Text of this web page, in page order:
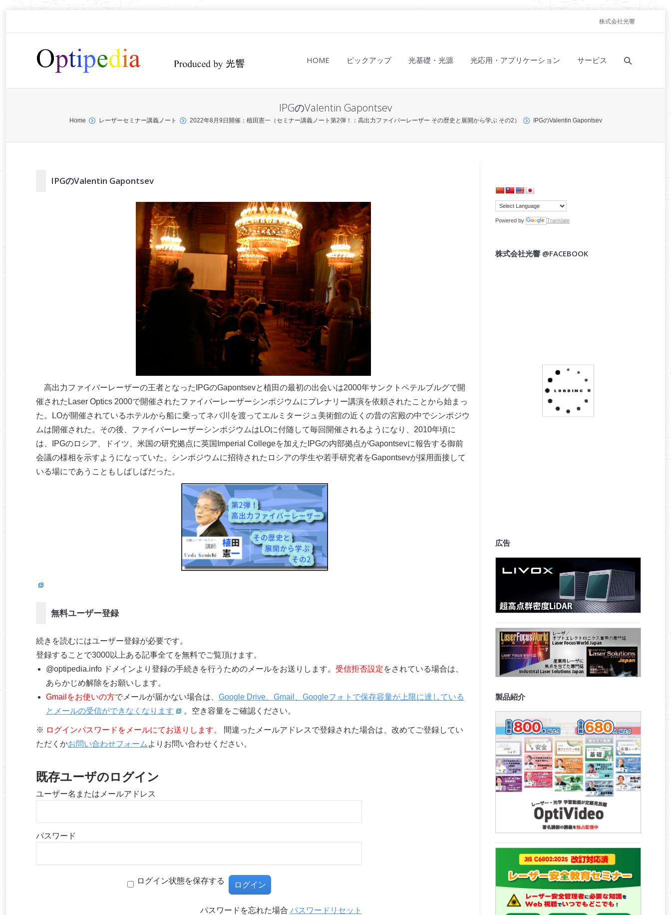
株式会社光響
HOME ピックアップ 光基礎・光源 光応用・アプリケーション サービス
IPGのValentin Gapontsev
You are here:
Home レーザーセミナー講義ノート 2022年8月9日開催：植田憲一（セミナー講義ノート第2弾！：高出力ファイバーレーザー その歴史と展開から学ぶ その2） IPGのValentin Gapontsev
IPGのValentin Gapontsev
高出力ファイバーレーザーの王者となったIPGのGapontsevと植田の最初の出会いは2000年サンクトペテルブルグで開
催されたLaser Optics 2000で開催されたファイバーレーザーシンポジウムにプレナリー講演を依頼されたことから始まっ
た。LOが開催されているホテルから船に乗ってネバ川を渡ってエルミタージュ美術館の近くの昔の宮殿の中でシンポジウ
ムは開催された。その後、ファイバーレーザーシンポジウムはLOに付随して毎回開催されるようになり、2010年頃に
は、IPGのロシア、ドイツ、米国の研究拠点に英国Imperial Collegeを加えたIPGの内部拠点がGapontsevに報告する御前
会議の様相を示すようになっていた。シンポジウムに招待されたロシアの学生や若手研究者をGapontsevが採用面接して
いる場にであうこともしばしばだった。
無料ユーザー登録
続きを読むにはユーザー登録が必要です。
登録することで3000以上ある記事全てを無料でご覧頂けます。
@optipedia.info ドメインより登録の手続きを行うためのメールをお送りします。 受信拒否設定をされている場合は、
あらかじめ解除をお願いします。
Gmailをお使いの方でメールが届かない場合は、 Google Drive、Gmail、Googleフォトで保存容量が上限に達している
とメールの受信ができなくなります
。空き容量をご確認ください。
※ ログインパスワードをメールにてお送りします。
間違ったメールアドレスで登録された場合は、改めてご登録してい
ただくかお問い合わせフォーム よりお問い合わせください。
既存ユーザのログイン
ユーザー名またはメールアドレス
パスワード
ログイン状態を保存する
パスワードを忘れた場合 パスワードリセット
Powered by Translate
株式会社光響 @FACEBOOK
広告
製品紹介